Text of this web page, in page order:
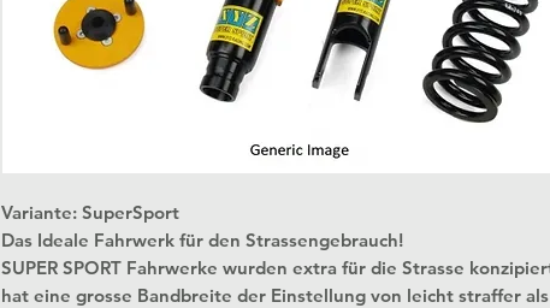
Variante: SuperSport
Das Ideale Fahrwerk für den Strassengebrauch!
SUPER SPORT Fahrwerke wurden extra für die Strasse
hat eine grosse Bandbreite der Einstellung von leicht straffer als